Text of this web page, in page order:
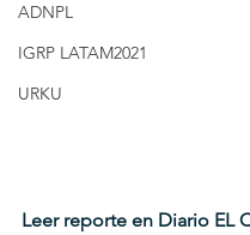
ADNPL
IGRP LATAM2021
URKU
Leer reporte en Diario EL